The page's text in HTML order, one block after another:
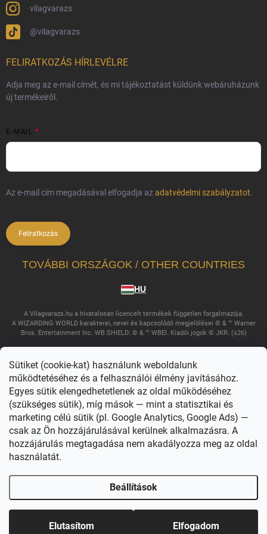
Sütiket (cookie-kat) használunk weboldalunk
működtetéséhez és a felhasználói élmény javításához.
Egyes sütik elengedhetetlenek az oldal működéséhez
(szükséges sütik), míg mások — mint a statisztikai és
marketing célú sütik (pl. Google Analytics, Google Ads) —
csak az Ön hozzájárulásával kerülnek alkalmazásra. A
hozzájárulás megtagadása nem akadályozza meg az oldal
használatát.
Beállítások
Elutasítom Elfogadom
vilagvarazs
@vilagvarazs
FELIRATKOZÁS HÍRLEVÉLRE
Adja meg az e-mail címét, és mi tájékoztatást küldünk webáruházunk
új termékeiről.
E-MAIL
Az e-mail cím megadásával elfogadja azadatvédelmi szabályzatot.
Feliratkozás
TOVÁBBI ORSZÁGOK / OTHER COUNTRIES
HU
A Vilagvarazs.hu a hivatalosan licencelt termékek független forgalmazója.
A WIZARDING WORLD karakterei, nevei és kapcsolódó megjelölései © & ™ Warner
Bros. Entertainment Inc. WB SHIELD: © & ™ WBEI. Kiadói jogok © JKR. (s26)
Copyright 2026Világvarázs. Minden jog fenntartva.Süti beállítások
szerkesztése